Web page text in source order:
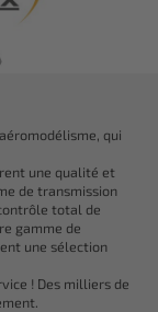
qui
une qualité et
de transmission
total de
gamme de
une sélection
! Des milliers de